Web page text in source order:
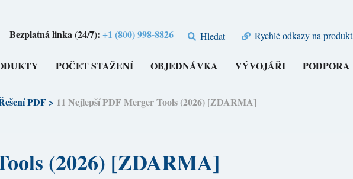
Bezplatná linka (24/7):+1 (800) 998-8826 Hledat Rychlé odkazy na produkt
POČET STAŽENÍ OBJEDNÁVKA VÝVOJÁŘI PODPORA
PDF> 11 Nejlepší PDF Merger Tools (2026) [ZDARMA]
(2026) [ZDARMA]